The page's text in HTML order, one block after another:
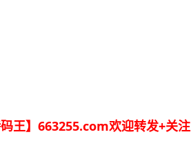
王】663255.com欢迎转发+关注